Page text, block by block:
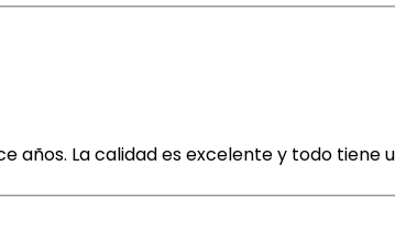
años. La calidad es excelente y todo